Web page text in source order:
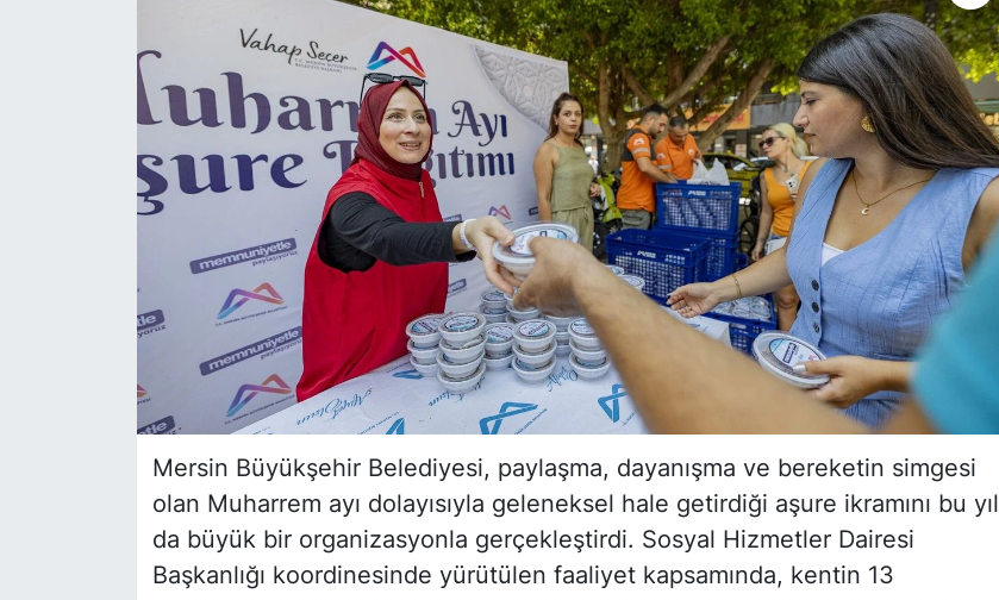
Mersin Büyükşehir Belediyesi, paylaşma, dayanışma ve bereketin simgesi
olan Muharrem ayı dolayısıyla geleneksel hale getirdiği aşure ikramını bu yıl
da büyük bir organizasyonla gerçekleştirdi. Sosyal Hizmetler Dairesi
Başkanlığı koordinesinde yürütülen faaliyet kapsamında, kentin 13
YEREL HABER
Haberde insan